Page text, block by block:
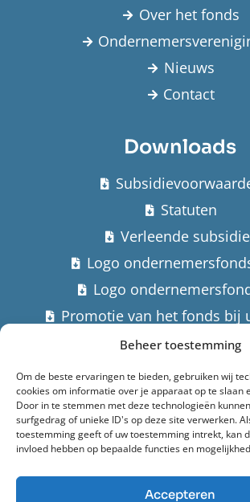
Beheer toestemming
Om de beste ervaringen te bieden, gebruiken wij
cookies om informatie over je apparaat op te slaan
Door in te stemmen met deze technologieën
surfgedrag of unieke ID's op deze site verwerken.
toestemming geeft of uw toestemming intrekt, kan
invloed hebben op bepaalde functies en
Accepteren
Over het fonds
Nieuws
Contact
Downloads
Statuten
Verleende
Logo
Logo
Promotie van het fonds bij
Contact
Stuur een email
Hoofdstraat 182,
9982 AK